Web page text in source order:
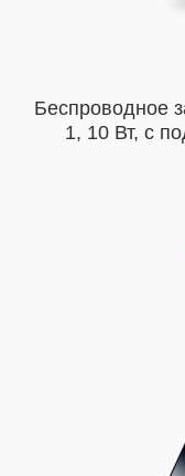
Беспроводное
1, 10 Вт, с